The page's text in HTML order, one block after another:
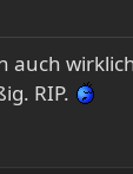
auch
RIP.